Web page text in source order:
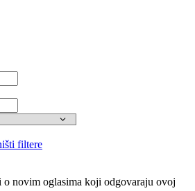
filtere
o novim oglasima koji odgovaraju ovoj